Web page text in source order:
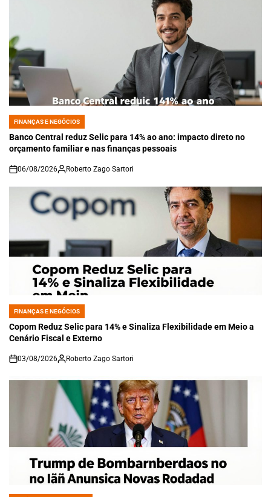
POSTED
IN
FINANÇAS E NEGÓCIOS
Banco Central reduz Selic para 14% ao ano: impacto direto no
orçamento familiar e nas finanças pessoais
on
06/08/2026 Roberto Zago Sartori
POSTED
IN
FINANÇAS E NEGÓCIOS
Copom Reduz Selic para 14% e Sinaliza Flexibilidade em Meio a
Cenário Fiscal e Externo
on
03/08/2026 Roberto Zago Sartori